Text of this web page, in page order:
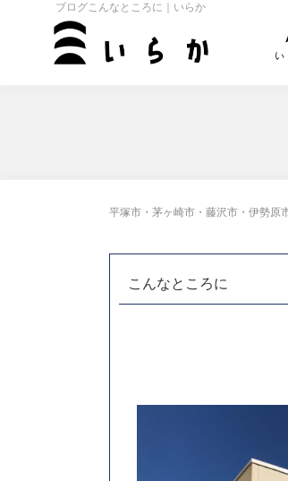
ブログこんなところに｜いらか
平塚市・茅ヶ崎市・藤沢市・伊勢原
こんなところに